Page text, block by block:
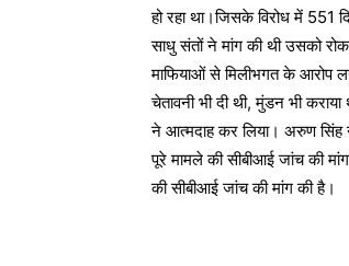
हो रहा था।जिसके विरोध में 551
साधु संतों ने मांग की थी उसको
माफियाओं से मिलीभगत के आरोप
चेतावनी भी दी थी, मुंडन भी
ने आत्मदाह कर लिया। अरुण सिंह
पूरे मामले की सीबीआई जांच की
की सीबीआई जांच की मांग की है।